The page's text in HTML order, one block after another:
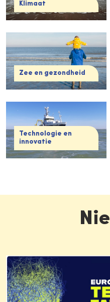
Klimaat
Zee en gezondheid
Technologie en
innovatie